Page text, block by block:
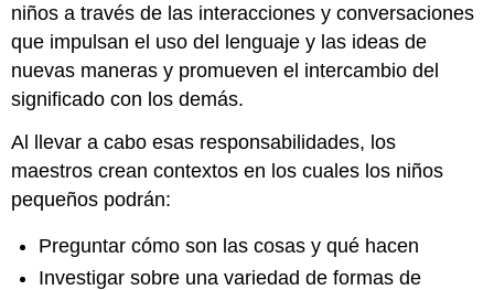
niños a través de las interacciones y conversaciones
que impulsan el uso del lenguaje y las ideas de
nuevas maneras y promueven el intercambio del
significado con los demás.
Al llevar a cabo esas responsabilidades, los
maestros crean contextos en los cuales los niños
pequeños podrán:
Preguntar cómo son las cosas y qué hacen
Investigar sobre una variedad de formas de